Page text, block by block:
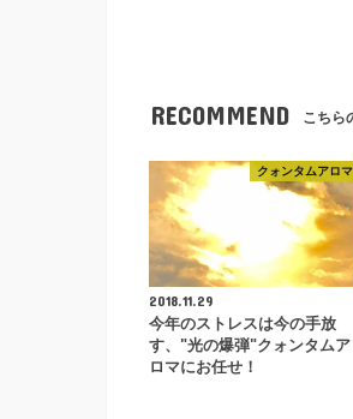
RECOMMEND こちら
クォンタムアロマ
2018.11.29
今年のストレスは今の手放
す、"光の爆弾"クォンタムア
ロマにお任せ！